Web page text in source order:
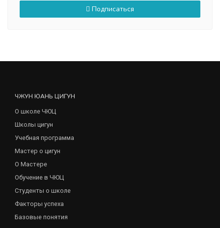
Подписаться
ЧЖУН ЮАНЬ ЦИГУН
О школе ЧЮЦ
Школы цигун
Учебная программа
Мастер о цигун
О Мастере
Обучение в ЧЮЦ
Студенты о школе
Факторы успеха
Базовые понятия